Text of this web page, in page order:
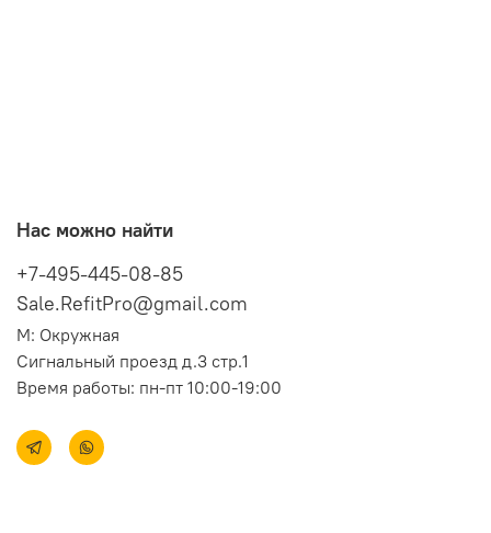
Нас можно найти
+7-495-445-08-85
Sale.RefitPro@gmail.com
М: Окружная
Сигнальный проезд д.3 стр.1
Время работы: пн-пт 10:00-19:00